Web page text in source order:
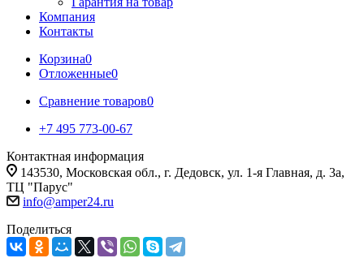
Компания
Контакты
Корзина0
Отложенные0
Сравнение товаров0
+7 495 773-00-67
Контактная информация
143530, Московская обл., г. Дедовск, ул. 1-я Главная, д. 3а,
ТЦ "Парус"
info@amper24.ru
Поделиться